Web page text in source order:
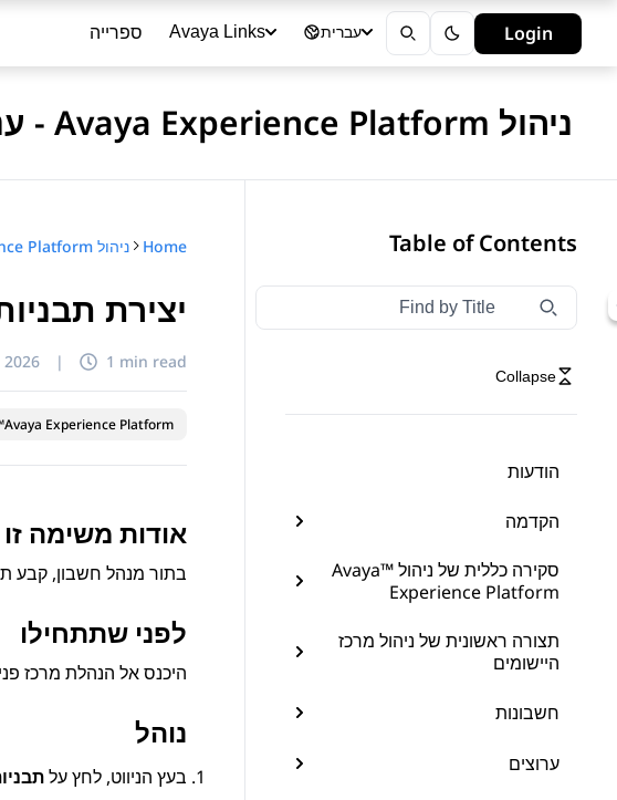
ספרייה Avaya Links עברית Login
ניהול Avaya Experience Platform - ענן ציבורי
Table of Contents
Filter navigation by title
Type to filter navigation items by title
Collapse
הודעות
הקדמה
סקירה כללית של ניהול ™Avaya
Experience Platform
תצורה ראשונית של ניהול מרכז
היישומים
חשבונות
ערוצים
Home ניהול Avaya Experience Platform - ענן ציבורי
יצירת
2026 | 1 min read
Avaya Experience Platform™
אודות משימה זו
בתור מנהל חשבון, קבע
לפני שתתחילו
היכנס אל הנהלת מרכז
נוהל
בעץ הניווט, לחץ על